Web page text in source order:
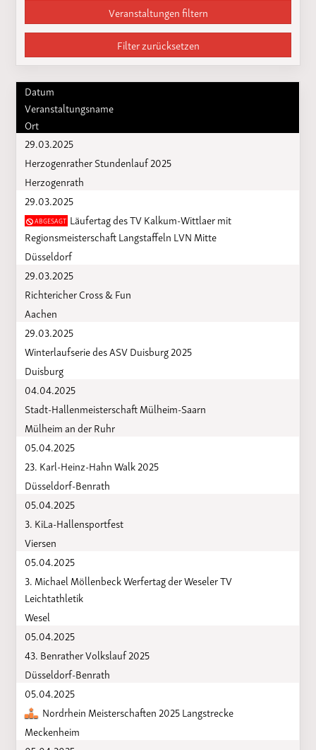
Veranstaltungen filtern
Filter zurücksetzen
Datum
Veranstaltungsname
Ort
29.03.2025
Herzogenrather Stundenlauf 2025
Herzogenrath
29.03.2025
ABGESAGTLäufertag des TV Kalkum-Wittlaer mit
Regionsmeisterschaft Langstaffeln LVN Mitte
Düsseldorf
29.03.2025
Richtericher Cross & Fun
Aachen
29.03.2025
Winterlaufserie des ASV Duisburg 2025
Duisburg
04.04.2025
Stadt-Hallenmeisterschaft Mülheim-Saarn
Mülheim an der Ruhr
05.04.2025
23. Karl-Heinz-Hahn Walk 2025
Düsseldorf-Benrath
05.04.2025
3. KiLa-Hallensportfest
Viersen
05.04.2025
3. Michael Möllenbeck Werfertag der Weseler TV
Leichtathletik
Wesel
05.04.2025
43. Benrather Volkslauf 2025
Düsseldorf-Benrath
05.04.2025
Nordrhein Meisterschaften 2025 Langstrecke
Meckenheim